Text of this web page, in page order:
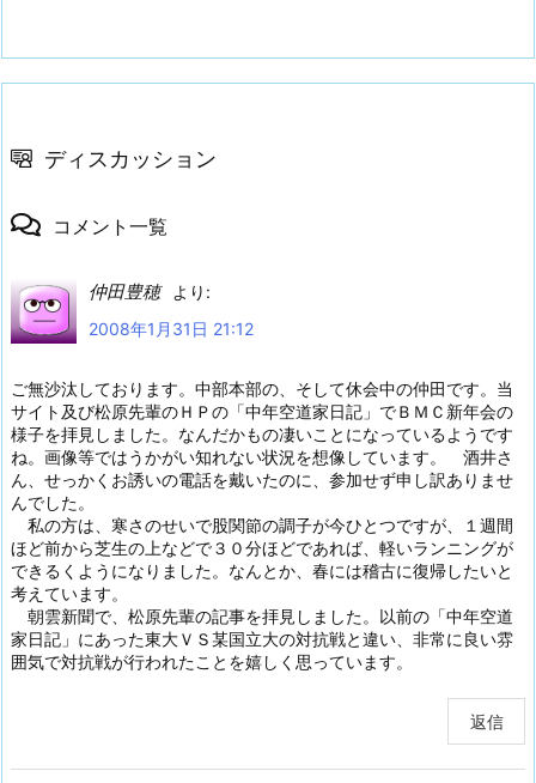
ディスカッション
コメント一覧
仲田豊穂
より:
2008年1月31日 21:12
ご無沙汰しております。中部本部の、そして休会中の仲田です。当
サイト及び松原先輩のＨＰの「中年空道家日記」でＢＭＣ新年会の
様子を拝見しました。なんだかもの凄いことになっているようです
ね。画像等ではうかがい知れない状況を想像しています。 酒井さ
ん、せっかくお誘いの電話を戴いたのに、参加せず申し訳ありませ
んでした。
私の方は、寒さのせいで股関節の調子が今ひとつですが、１週間
ほど前から芝生の上などで３０分ほどであれば、軽いランニングが
できるくようになりました。なんとか、春には稽古に復帰したいと
考えています。
朝雲新聞で、松原先輩の記事を拝見しました。以前の「中年空道
家日記」にあった東大ＶＳ某国立大の対抗戦と違い、非常に良い雰
囲気で対抗戦が行われたことを嬉しく思っています。
返信